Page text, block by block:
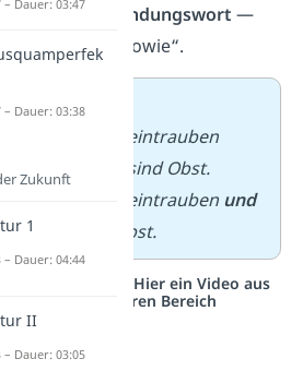
einVerbindungswort —
„und“ oder „sowie“.
Beispiel:
Äpfel, Birnen, Weintrauben
Orangen sind Obst.
Äpfel, Birnen, Weintrauben und
sind Obst.
Studyflix vernetzt: Hier ein Video aus
einem anderen Bereich
– Dauer: 03:47
– Dauer: 03:38
Zukunft
1
– Dauer: 04:44
II
– Dauer: 03:05